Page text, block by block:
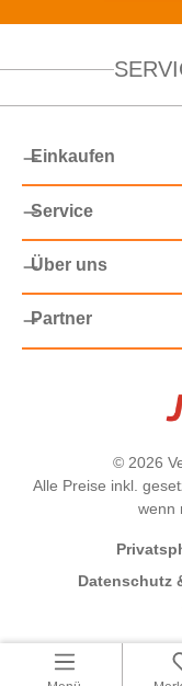
Einkaufen
Service
Über uns
Partner
© 2026
Alle Preise inkl.
wenn
Datenschutz